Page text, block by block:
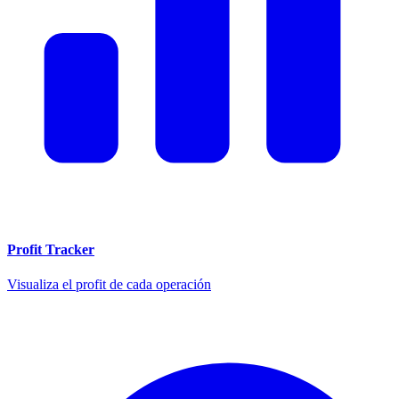
Profit Tracker
Visualiza el profit de cada operación